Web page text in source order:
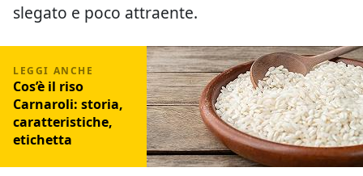
slegato e poco attraente.
Cos’è il riso
Carnaroli: storia,
caratteristiche,
etichetta